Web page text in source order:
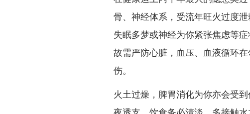
骨、神经体系，受流年旺火过度
失眠多梦或神经为你紧张焦虑等
故需严防心脏，血压、血液循环
伤。
火土过燥，脾胃消化为你亦会受